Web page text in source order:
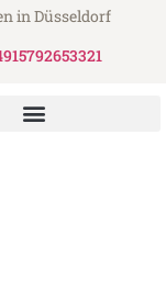
in Düsseldorf